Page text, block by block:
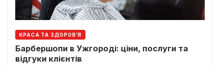
КРАСА ТА ЗДОРОВ'Я
Барбершопи в Ужгороді: ціни, послуги та
відгуки клієнтів